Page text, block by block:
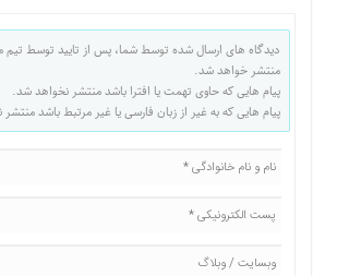
دیدگاه های ارسال شده توسط شما، پس از تایید توسط
منتشر خواهد شد.
پیام هایی که حاوی تهمت یا افترا باشد منتشر نخواهد شد.
پیام هایی که به غیر از زبان فارسی یا غیر مرتبط باشد